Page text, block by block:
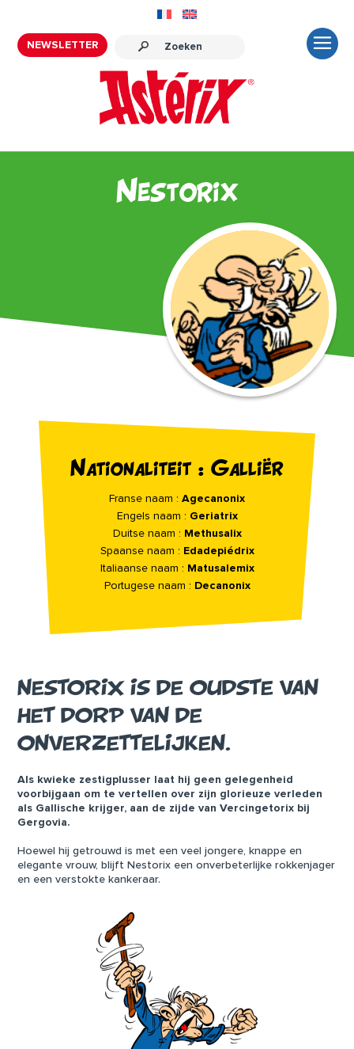
NEWSLETTER
Nestorix
Nationaliteit : Galliër
Franse naam : Agecanonix
Engels naam : Geriatrix
Duitse naam : Methusalix
Spaanse naam : Edadepiédrix
Italiaanse naam : Matusalemix
Portugese naam : Decanonix
NESTORIX IS DE OUDSTE VAN
HET DORP VAN DE
ONVERZETTELIJKEN.
Als kwieke zestigplusser laat hij geen gelegenheid
voorbijgaan om te vertellen over zijn glorieuze verleden
als Gallische krijger, aan de zijde van Vercingetorix bij
Gergovia.
Hoewel hij getrouwd is met een veel jongere, knappe en
elegante vrouw, blijft Nestorix een onverbeterlijke rokkenjager
en een verstokte kankeraar.